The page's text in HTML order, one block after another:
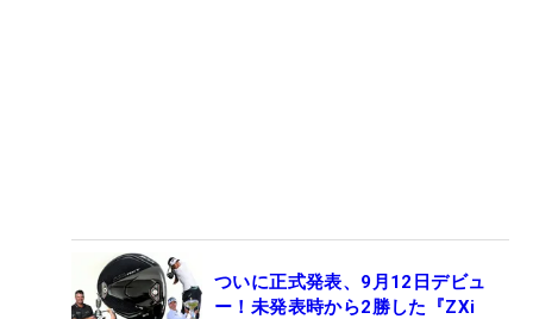
ついに正式発表、9月12日デビュ
ー！未発表時から2勝した『ZXi